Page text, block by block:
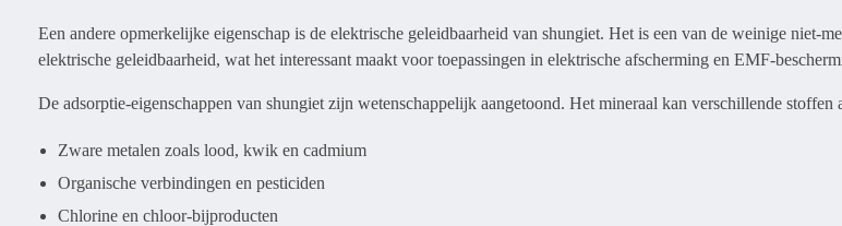
Een andere opmerkelijke eigenschap is de elektrische geleidbaarheid van shungiet. Het is een van de weinige niet-
elektrische geleidbaarheid, wat het interessant maakt voor toepassingen in elektrische afscherming en EMF-
De adsorptie-eigenschappen van shungiet zijn wetenschappelijk aangetoond. Het mineraal kan verschillende stoffen
Zware metalen zoals lood, kwik en cadmium
Organische verbindingen en pesticiden
Chlorine en chloor-bijproducten